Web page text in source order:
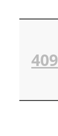
409